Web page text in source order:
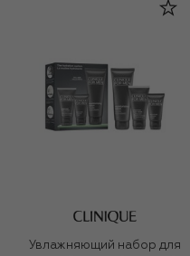
Увлажняющий набор для